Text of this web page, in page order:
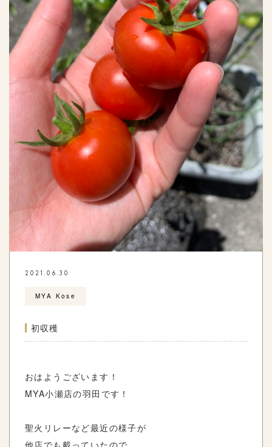
2021.06.30
MYA Kose
初収穫
おはようございます！
MYA小瀬店の羽田です！
聖火リレーなど最近の様子が
他店でも載っていたので